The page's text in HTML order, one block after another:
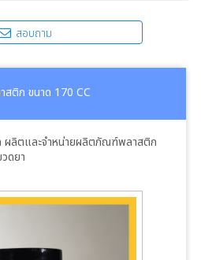
สอบถาม
สติก ขนาด 170 CC
ตและจำหน่ายผลิตภัณฑ์พลาสติก
ดยา